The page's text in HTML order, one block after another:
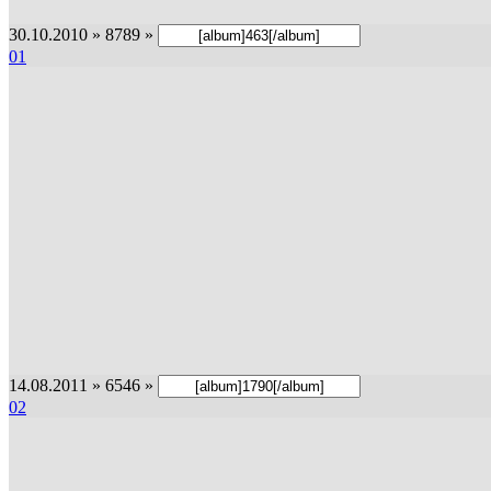
30.10.2010 » 8789 »
01
14.08.2011 » 6546 »
02